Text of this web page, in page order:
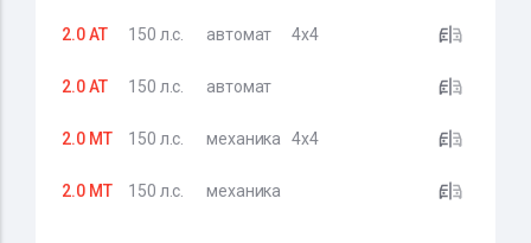
2.0 AT 150 л.с. автомат 4x4
2.0 AT 150 л.с. автомат
2.0 MT 150 л.с. механика 4x4
2.0 MT 150 л.с. механика